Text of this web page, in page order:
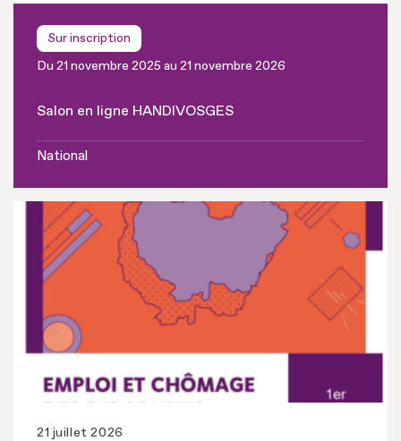
Sur inscription
Du 21 novembre 2025 au 21 novembre 2026
Salon en ligne HANDIVOSGES
National
21 juillet 2026